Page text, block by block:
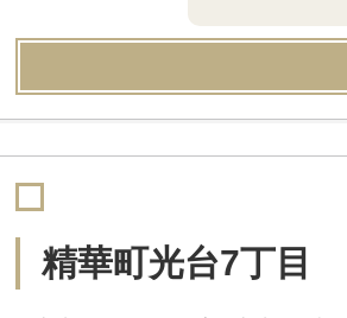
精華町光台7丁目